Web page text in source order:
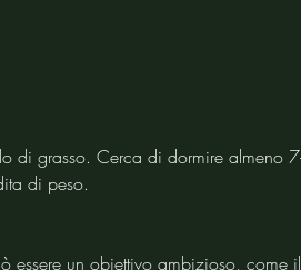
di peso.
essere un obiettivo ambizioso, come il